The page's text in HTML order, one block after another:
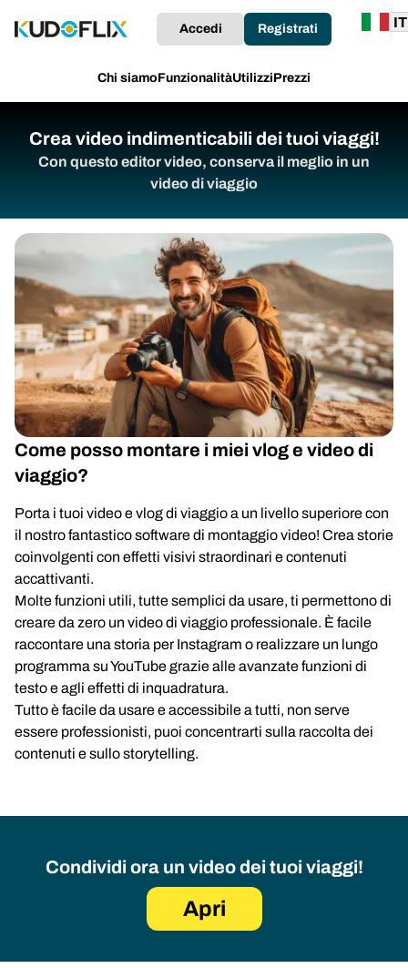
Chi siamoFunzionalitàUtilizziPrezzi
Accedi Registrati
Crea video indimenticabili dei tuoi viaggi!
Con questo editor video, conserva il meglio in un
video di viaggio
Come posso montare i miei vlog e video di
viaggio?
Porta i tuoi video e vlog di viaggio a un livello superiore con
il nostro fantastico software di montaggio video! Crea storie
coinvolgenti con effetti visivi straordinari e contenuti
accattivanti.
Molte funzioni utili, tutte semplici da usare, ti permettono di
creare da zero un video di viaggio professionale. È facile
raccontare una storia per Instagram o realizzare un lungo
programma su YouTube grazie alle avanzate funzioni di
testo e agli effetti di inquadratura.
Tutto è facile da usare e accessibile a tutti, non serve
essere professionisti, puoi concentrarti sulla raccolta dei
contenuti e sullo storytelling.
Condividi ora un video dei tuoi viaggi!
Apri